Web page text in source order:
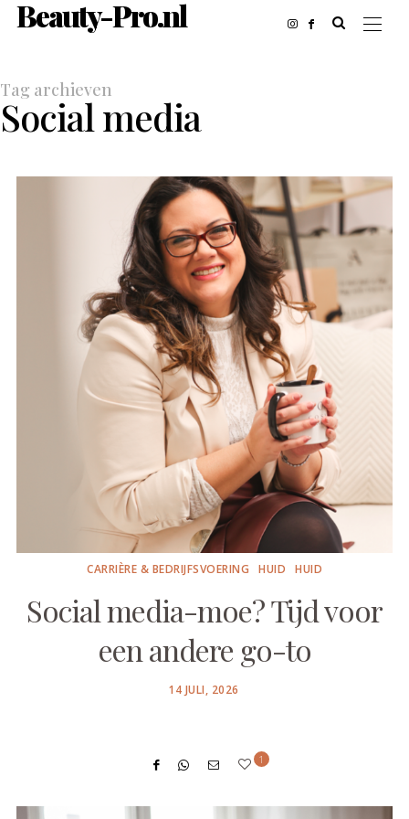
Beauty-Pro.nl
Tag archieven
Social media
CARRIÈRE & BEDRIJFSVOERING HUID HUID
Social media-moe? Tijd voor
een andere go-to
POSTED
14 JULI, 2026
1